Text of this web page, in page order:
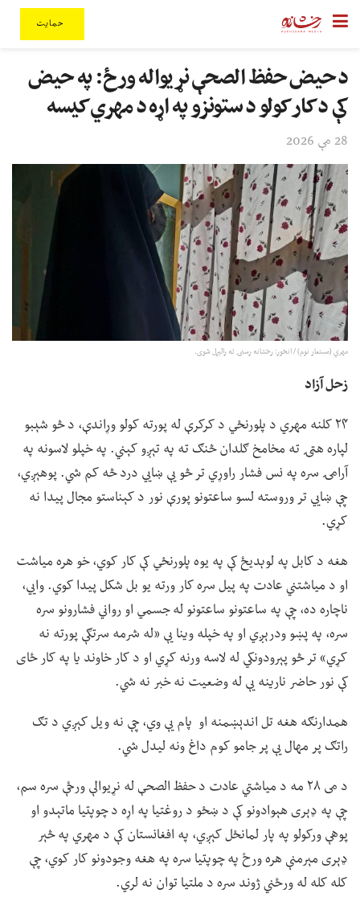
حمایت
د حیض حفظ الصحې نړیواله ورځ: په حیض
کې د کار کولو د ستونزو په اړه د مهري کیسه
28 مې 2026
مهري (مستعار نوم) / انځور: رخشانه رسنۍ ته رالېږل شوی.
زحل آزاد
۲۴ کلنه مهري د پلورنځي د کرکرې له پورته کولو وړاندې، د څو شېبو
لپاره هټۍ ته مخامخ ګلدان څنګ ته په تېږو کېني. په خپلو لاسونه په
آرامۍ سره په نس فشار راوړي تر څو یې ښايي درد څه کم شي. پوهېږي،
چې ښايي تر وروسته لسو ساعتونو پورې نور د کېناستو مجال پیدا نه
کړي.
هغه د کابل په لوېدیځ کې په یوه پلورنځي کې کار کوي، خو هره میاشت
او د میاشتني عادت په پیل سره کار ورته یو بل شکل پیدا کوي. وايي،
ناچاره ده، چې په ساعتونو ساعتونو له جسمي او رواني فشارونو سره
سره، په پښو ودرېږي او په خپله وینا یې «له شرمه سرتګې پورته نه
کړي» تر څو پېرودونکي له لاسه ورنه کړي او د کار خاوند یا په کار ځای
کې نور حاضر نارینه یې له وضعیت نه خبر نه شي.
همدارنګه هغه تل اندېښمنه او پام یې وي، چې نه ویل کېږي د تګ
راتګ پر مهال یې پر جامو کوم داغ ونه لیدل شي.
د می ۲۸ مه د میاشتي عادت د حفظ الصحې له نړیوالې ورځې سره سم،
چې په ډېری هېوادونو کې د ښځو د روغتیا په اړه د چوپتیا ماتېدو او
پوهې ورکولو په پار لمانځل کېږي، په افغانستان کې د مهري په څېر
ډېری مېرمنې هره ورځ په چوپتیا سره په هغه وجودونو کار کوي، چې
کله کله له ورځني ژوند سره د ملتیا توان نه لري.